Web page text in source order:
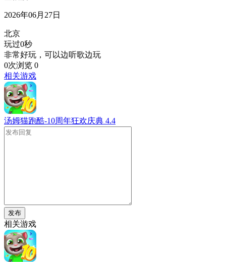
2026年06月27日
北京
玩过0秒
非常好玩，可以边听歌边玩
0次浏览 0
相关游戏
汤姆猫跑酷-10周年狂欢庆典 4.4
发布
相关游戏